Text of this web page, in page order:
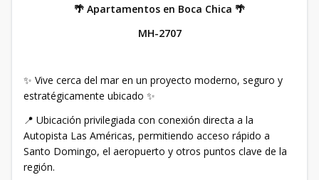
🌴 Apartamentos en Boca Chica 🌴
MH-2707
✨ Vive cerca del mar en un proyecto moderno, seguro y
estratégicamente ubicado ✨
📍 Ubicación privilegiada con conexión directa a la
Autopista Las Américas, permitiendo acceso rápido a
Santo Domingo, el aeropuerto y otros puntos clave de la
región.